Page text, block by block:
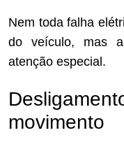
Nem toda falha
do veículo, mas
atenção especial.
movimento